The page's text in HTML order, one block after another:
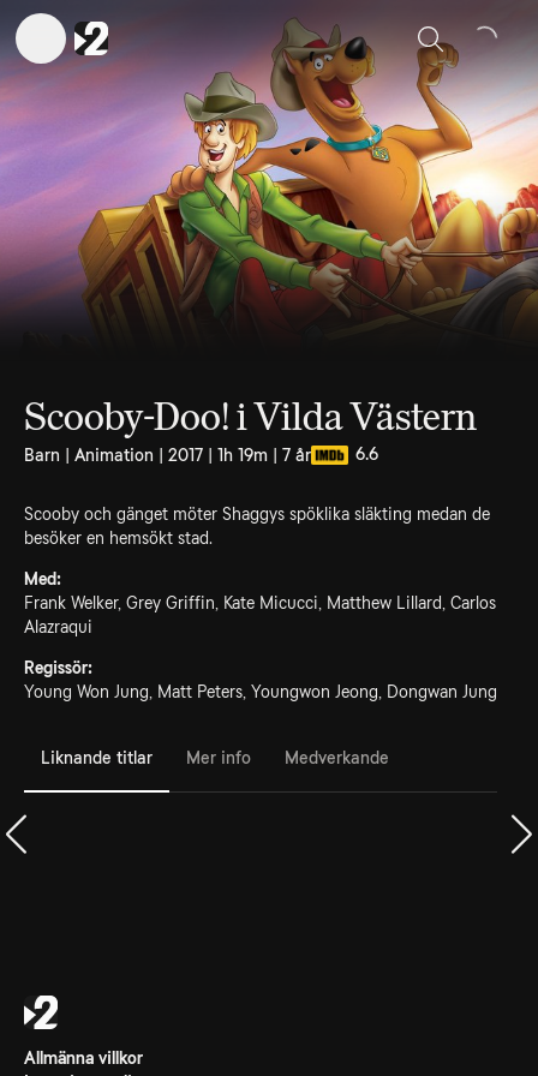
Sök
Scooby-Doo! i Vilda Västern
Barn | Animation | 2017 | 1h 19m | 7 år 6.6
Scooby och gänget möter Shaggys spöklika släkting medan de
besöker en hemsökt stad.
Med:
Frank Welker, Grey Griffin, Kate Micucci, Matthew Lillard, Carlos
Alazraqui
Regissör:
Young Won Jung, Matt Peters, Youngwon Jeong, Dongwan Jung
Liknande titlar Mer info Medverkande
Allmänna villkor